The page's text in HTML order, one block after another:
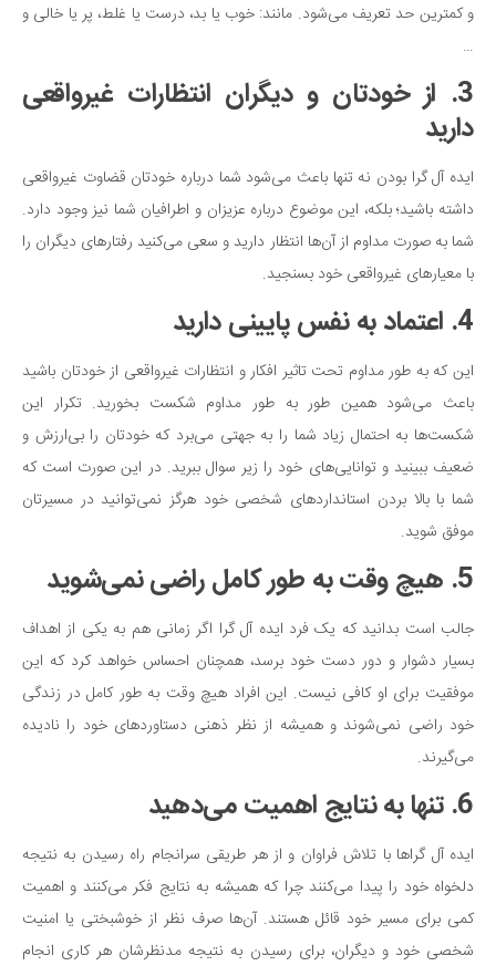
و کمترین حد تعریف می‌شود. مانند: خوب یا بد، درست یا غلط، پر یا خالی و
…
3. از خودتان و دیگران انتظارات غیرواقعی
دارید
ایده آل گرا بودن نه تنها باعث می‌شود شما درباره خودتان قضاوت غیرواقعی
داشته باشید؛ بلکه، این موضوع درباره عزیزان و اطرافیان شما نیز وجود دارد.
شما به صورت مداوم از آن‌ها انتظار دارید و سعی می‌کنید رفتارهای دیگران را
با معیارهای غیرواقعی خود بسنجید.
4. اعتماد به نفس پایینی دارید
این که به طور مداوم تحت تاثیر افکار و انتظارات غیرواقعی از خودتان باشید
باعث می‌شود همین طور به طور مداوم شکست بخورید. تکرار این
شکست‌ها به احتمال زیاد شما را به جهتی می‌برد که خودتان را بی‌ارزش و
ضعیف ببینید و توانایی‌های خود را زیر سوال ببرید. در این صورت است که
شما با بالا بردن استانداردهای شخصی خود هرگز نمی‌توانید در مسیرتان
موفق شوید.
5. هیچ وقت به طور کامل راضی نمی‌شوید
جالب است بدانید که یک فرد ایده آل گرا اگر زمانی هم به یکی از اهداف
بسیار دشوار و دور دست خود برسد، همچنان احساس خواهد کرد که این
موفقیت برای او کافی نیست. این افراد هیچ وقت به طور کامل در زندگی
خود راضی نمی‌شوند و همیشه از نظر ذهنی دستاوردهای خود را نادیده
می‌گیرند.
6. تنها به نتایج اهمیت می‌دهید
ایده آل گراها با تلاش فراوان و از هر طریقی سرانجام راه رسیدن به نتیجه
دلخواه خود را پیدا می‌کنند چرا که همیشه به نتایج فکر می‌کنند و اهمیت
کمی برای مسیر خود قائل هستند. آن‌ها صرف نظر از خوشبختی یا امنیت
شخصی خود و دیگران، برای رسیدن به نتیجه مدنظرشان هر کاری انجام